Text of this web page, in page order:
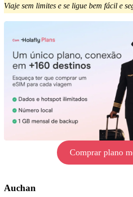
Viaje sem limites e se ligue bem fácil e
Comprar plano
Auchan